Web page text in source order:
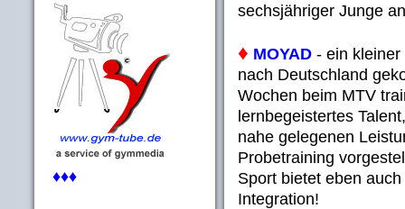
♦♦♦
sechsjähriger Junge
♦ MOYAD - ein
nach Deutschland
Wochen beim MTV
lernbegeistertes
nahe gelegenen
Probetraining
Sport bietet eben
Integration!